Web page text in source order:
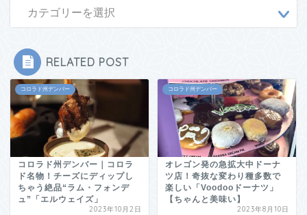
RELATED POST
コロラド州デンバー
コロラド州デンバー｜コロラ
ド名物！チーズにディップし
ちゃう絶品“ラム・フォンデ
ュ”「エルウェイズ」
2023年10月2日
コロラド州デンバー
オレゴン発の急拡大中ドーナ
ツ店！奇抜な変わり種多数で
楽しい「Voodooドーナツ」
【ちゃんと美味い】
2023年8月10日